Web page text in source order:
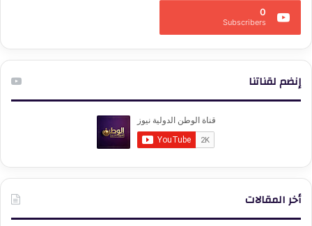
0
Subscribers
إنضم لقناتنا
أخر المقالات